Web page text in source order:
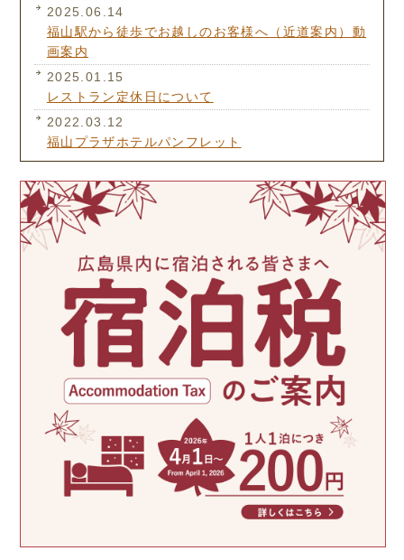
2025.06.14
福山駅から徒歩でお越しのお客様へ（近道案内）動
画案内
2025.01.15
レストラン定休日について
2022.03.12
福山プラザホテルパンフレット